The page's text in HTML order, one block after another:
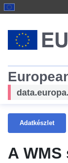
Adatkészlet
A